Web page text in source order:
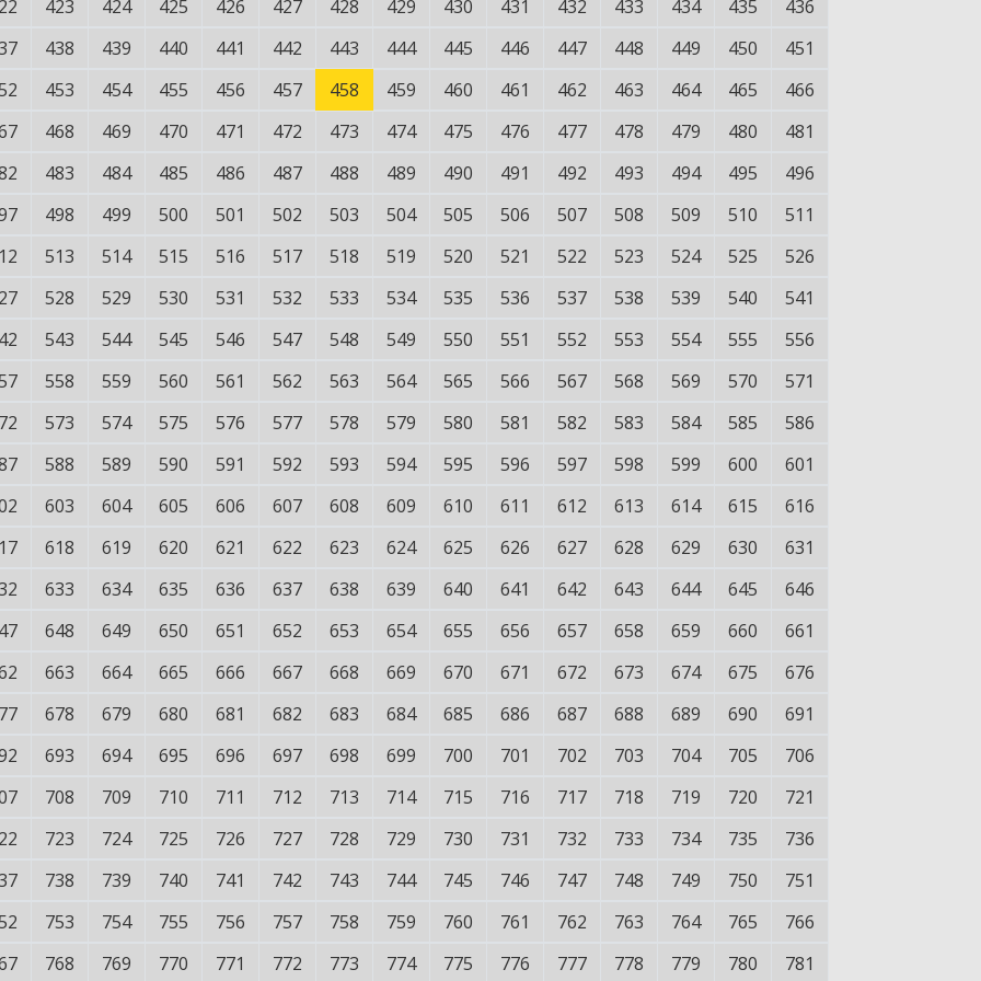
423 424 425 426 427 428 429 430 431 432 433 434 435
436
438 439 440 441 442 443 444 445 446 447 448 449 450
451
453 454 455 456 457 458 459 460 461 462 463 464 465
466
468 469 470 471 472 473 474 475 476 477 478 479 480
481
483 484 485 486 487 488 489 490 491 492 493 494 495
496
498 499 500 501 502 503 504 505 506 507 508 509 510
511
513 514 515 516 517 518 519 520 521 522 523 524 525
526
528 529 530 531 532 533 534 535 536 537 538 539 540
541
543 544 545 546 547 548 549 550 551 552 553 554 555
556
558 559 560 561 562 563 564 565 566 567 568 569 570
571
573 574 575 576 577 578 579 580 581 582 583 584 585
586
588 589 590 591 592 593 594 595 596 597 598 599 600
601
603 604 605 606 607 608 609 610 611 612 613 614 615
616
618 619 620 621 622 623 624 625 626 627 628 629 630
631
633 634 635 636 637 638 639 640 641 642 643 644 645
646
648 649 650 651 652 653 654 655 656 657 658 659 660
661
663 664 665 666 667 668 669 670 671 672 673 674 675
676
678 679 680 681 682 683 684 685 686 687 688 689 690
691
693 694 695 696 697 698 699 700 701 702 703 704 705
706
708 709 710 711 712 713 714 715 716 717 718 719 720
721
723 724 725 726 727 728 729 730 731 732 733 734 735
736
738 739 740 741 742 743 744 745 746 747 748 749 750
751
753 754 755 756 757 758 759 760 761 762 763 764 765
766
768 769 770 771 772 773 774 775 776 777 778 779 780 781